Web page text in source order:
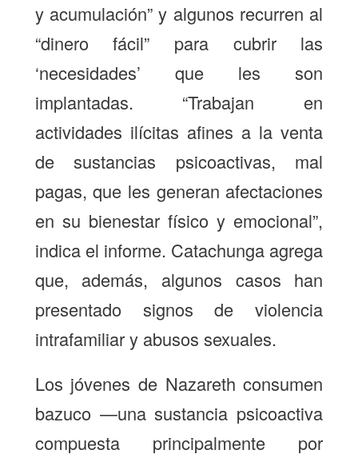
y acumulación” y algunos recurren al
“dinero fácil” para cubrir las
‘necesidades’ que les son
implantadas. “Trabajan en
actividades ilícitas afines a la venta
de sustancias psicoactivas, mal
pagas, que les generan afectaciones
en su bienestar físico y emocional”,
indica el informe. Catachunga agrega
que, además, algunos casos han
presentado signos de violencia
intrafamiliar y abusos sexuales.
Los jóvenes de Nazareth consumen
bazuco —una sustancia psicoactiva
compuesta principalmente por